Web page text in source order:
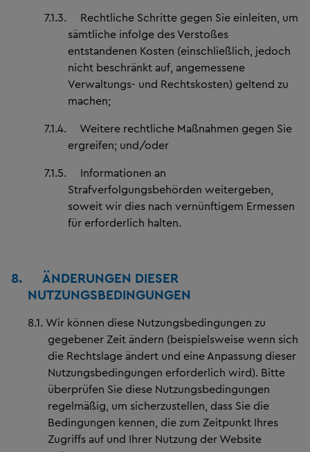
7.1.3. Rechtliche Schritte gegen Sie einleiten, um
sämtliche infolge des Verstoßes
entstandenen Kosten (einschließlich, jedoch
nicht beschränkt auf, angemessene
Verwaltungs- und Rechtskosten) geltend zu
machen;
7.1.4. Weitere rechtliche Maßnahmen gegen Sie
ergreifen; und/oder
7.1.5. Informationen an
Strafverfolgungsbehörden weitergeben,
soweit wir dies nach vernünftigem Ermessen
für erforderlich halten.
8. ÄNDERUNGEN DIESER
NUTZUNGSBEDINGUNGEN
8.1. Wir können diese Nutzungsbedingungen zu
gegebener Zeit ändern (beispielsweise wenn sich
die Rechtslage ändert und eine Anpassung dieser
Nutzungsbedingungen erforderlich wird). Bitte
überprüfen Sie diese Nutzungsbedingungen
regelmäßig, um sicherzustellen, dass Sie die
Bedingungen kennen, die zum Zeitpunkt Ihres
Zugriffs auf und Ihrer Nutzung der Website